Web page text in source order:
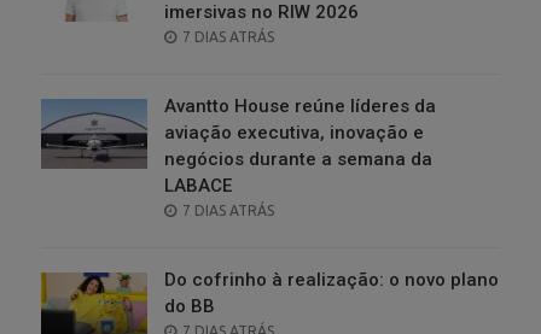
imersivas no RIW 2026
POSTED
7 DIAS ATRÁS
Avantto House reúne líderes da
aviação executiva, inovação e
negócios durante a semana da
LABACE
POSTED
7 DIAS ATRÁS
Do cofrinho à realização: o novo plano
do BB
POSTED